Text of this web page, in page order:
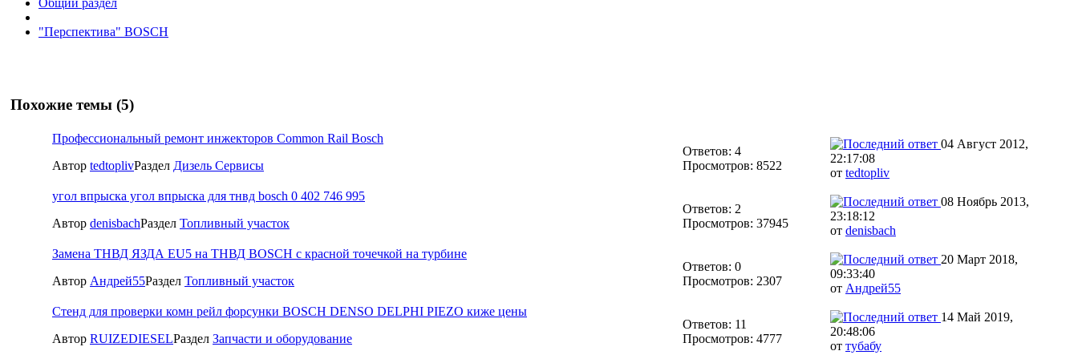
Общий раздел
"Перспектива" BOSCH
Похожие темы (5)
Профессиональный ремонт инжекторов Common Rail Bosch
Автор tedtoplivРаздел Дизель Сервисы
Ответов: 4
Просмотров: 8522
04 Август 2012,
22:17:08
от tedtopliv
угол впрыска угол впрыска для тнвд bosch 0 402 746 995
Автор denisbachРаздел Топливный участок
Ответов: 2
Просмотров: 37945
08 Ноябрь 2013,
23:18:12
от denisbach
Замена ТНВД ЯЗДА EU5 на ТНВД BOSCH c красной точечкой на турбине
Автор Андрей55Раздел Топливный участок
Ответов: 0
Просмотров: 2307
20 Март 2018,
09:33:40
от Андрей55
Стенд для проверки комн рейл форсунки BOSCH DENSO DELPHI PIEZO киже цены
Автор RUIZEDIESELРаздел Запчасти и оборудование
Ответов: 11
Просмотров: 4777
14 Май 2019,
20:48:06
от тубабу